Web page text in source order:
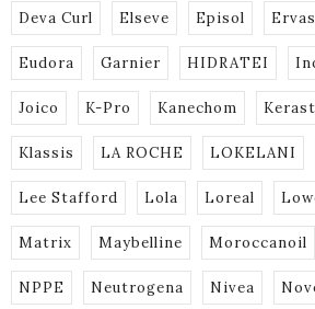
Deva Curl Elseve Episol
Eudora Garnier HIDRATEI
Joico K-Pro Kanechom
Klassis LA ROCHE LOKELANI
Lee Stafford Lola Loreal
Matrix Maybelline Moroccanoil
NPPE Neutrogena Nivea